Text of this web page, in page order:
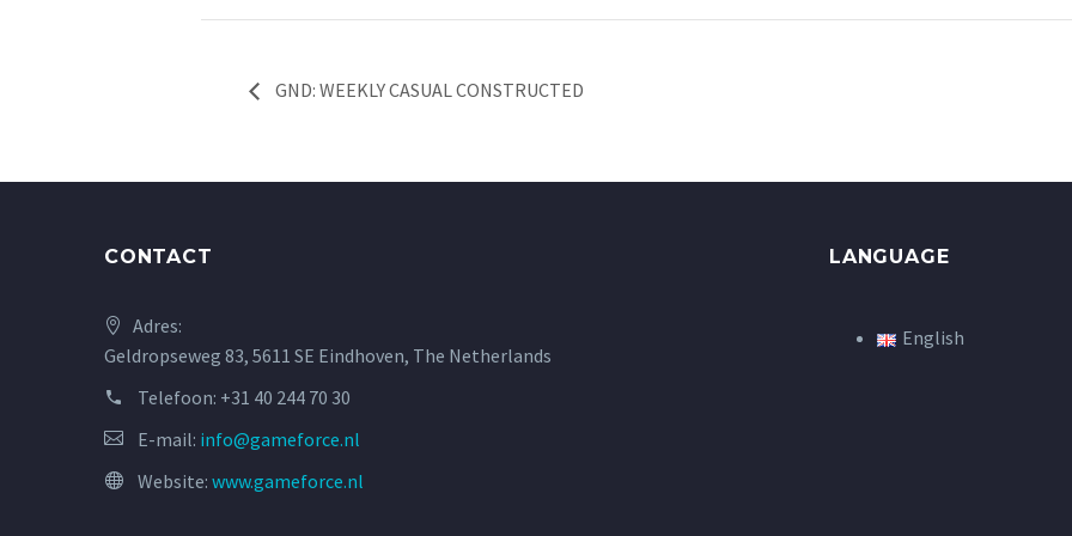
GND: WEEKLY CASUAL CONSTRUCTED
CONTACT
Adres:
Geldropseweg 83, 5611 SE Eindhoven, The Netherlands
Telefoon: +31 40 244 70 30
E-mail: info@gameforce.nl
Website: www.gameforce.nl
LANGUAGE
English